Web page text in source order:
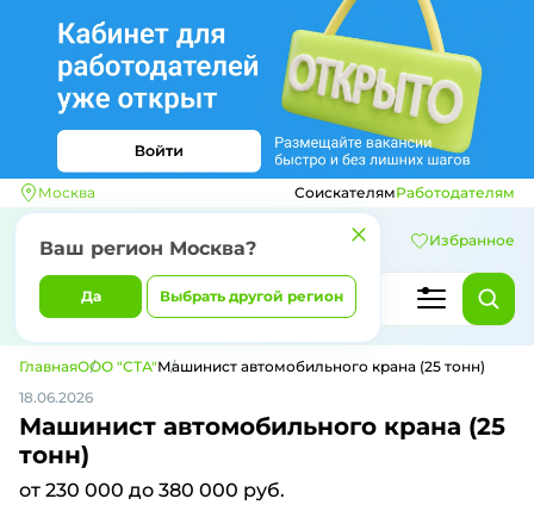
Москва
Ваш регион Москва?
Да Выбрать другой регион
СоискателямРаботодателям
Избранное
ГлавнаяООО "СТА"Машинист автомобильного крана (25 тонн)
18.06.2026
Машинист автомобильного крана (25
тонн)
от 230 000 до 380 000 руб.